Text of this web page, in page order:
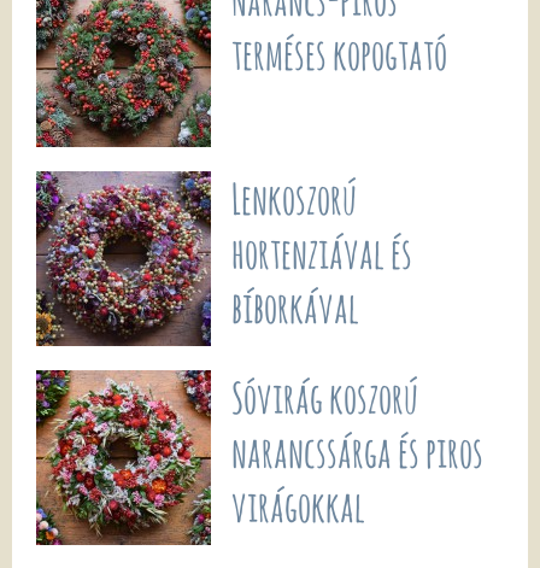
terméses kopogtató
Lenkoszorú
hortenziával és
bíborkával
Sóvirág koszorú
narancssárga és piros
virágokkal